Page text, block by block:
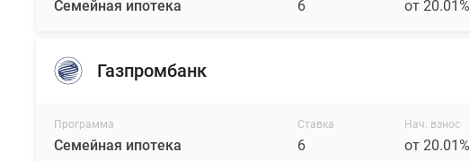
Семейная ипотека 6 от 20.01%
Газпромбанк
Программа
Семейная ипотека
Ставка
6
Нач. взнос
от 20.01%